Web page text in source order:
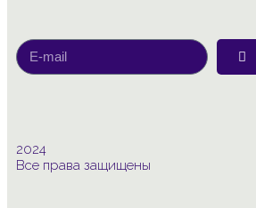
2024
Все права защищены